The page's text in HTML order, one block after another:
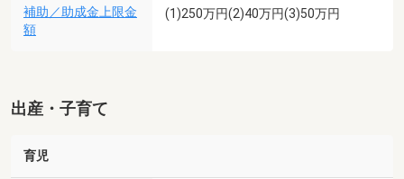
補助／助成金上限金
額
(1)250万円(2)40万円(3)50万円
出産・子育て
育児